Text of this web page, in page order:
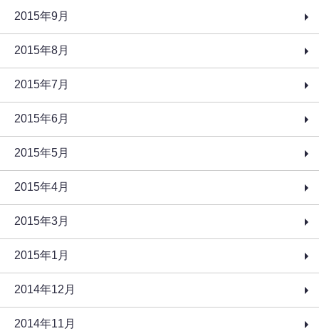
2015年9月
2015年8月
2015年7月
2015年6月
2015年5月
2015年4月
2015年3月
2015年1月
2014年12月
2014年11月